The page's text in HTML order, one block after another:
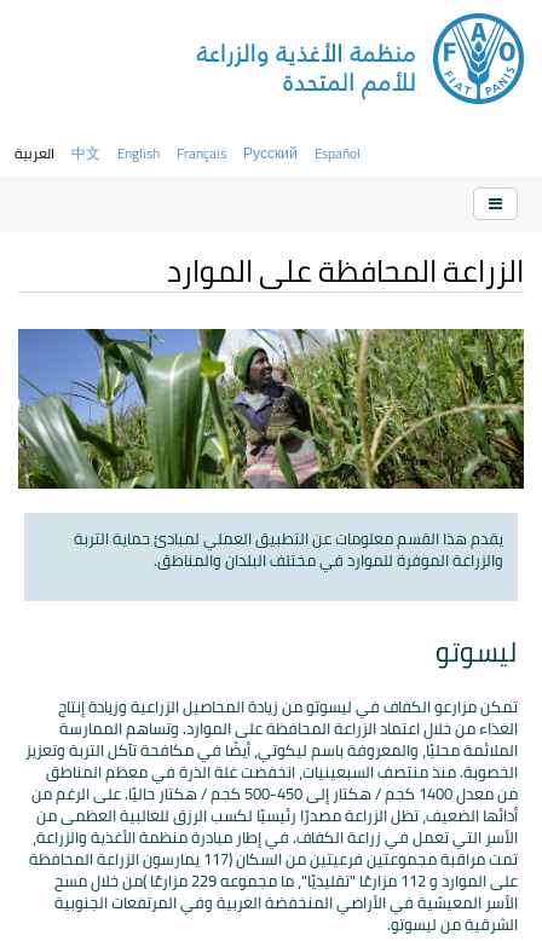
العربية 中文 English Français Русский Español
الزراعة المحافظة على الموارد
يقدم هذا القسم معلومات عن التطبيق العملي لمبادئ حماية التربة
والزراعة الموفرة للموارد في مختلف البلدان والمناطق.
ليسوتو
تمكن مزارعو الكفاف في ليسوتو من زيادة المحاصيل الزراعية وزيادة إنتاج
الغذاء من خلال اعتماد الزراعة المحافظة على الموارد. وتساهم الممارسة
الملائمة محليًا، والمعروفة باسم ليكوتي، أيضًا في مكافحة تآكل التربة وتعزيز
الخصوبة. منذ منتصف السبعينيات، انخفضت غلة الذرة في معظم المناطق
من معدل 1400 كجم / هكتار إلى 450-500 كجم / هكتار حاليًا. على الرغم من
أدائها الضعيف، تظل الزراعة مصدرًا رئيسيًا لكسب الرزق للغالبية العظمى من
الأسر التي تعمل في زراعة الكفاف. في إطار مبادرة منظمة الأغذية والزراعة،
تمت مراقبة مجموعتين فرعيتين من السكان (117 يمارسون الزراعة المحافظة
على الموارد و 112 مزارعًا "تقليديًا"، ما مجموعه 229 مزارعًا )من خلال مسح
الأسر المعيشية في الأراضي المنخفضة الغربية وفي المرتفعات الجنوبية
الشرقية من ليسوتو.